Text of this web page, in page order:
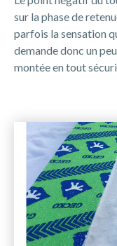
sur la phase de
parfois la sensation
demande donc un
montée en tout